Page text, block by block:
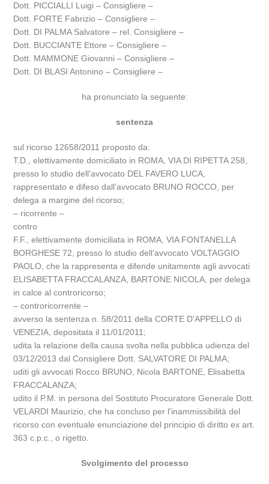
Dott. PICCIALLI Luigi – Consigliere –
Dott. FORTE Fabrizio – Consigliere –
Dott. DI PALMA Salvatore – rel. Consigliere –
Dott. BUCCIANTE Ettore – Consigliere –
Dott. MAMMONE Giovanni – Consigliere –
Dott. DI BLASI Antonino – Consigliere –
ha pronunciato la seguente:
sentenza
sul ricorso 12658/2011 proposto da:
T.D., elettivamente domiciliato in ROMA, VIA DI RIPETTA 258,
presso lo studio dell’avvocato DEL FAVERO LUCA,
rappresentato e difeso dall’avvocato BRUNO ROCCO, per
delega a margine del ricorso;
– ricorrente –
contro
F.F., elettivamente domiciliata in ROMA, VIA FONTANELLA
BORGHESE 72, presso lo studio dell’avvocato VOLTAGGIO
PAOLO, che la rappresenta e difende unitamente agli avvocati
ELISABETTA FRACCALANZA, BARTONE NICOLA, per delega
in calce al controricorso;
– controricorrente –
avverso la sentenza n. 58/2011 della CORTE D’APPELLO di
VENEZIA, depositata il 11/01/2011;
udita la relazione della causa svolta nella pubblica udienza del
03/12/2013 dal Consigliere Dott. SALVATORE DI PALMA;
uditi gli avvocati Rocco BRUNO, Nicola BARTONE, Elisabetta
FRACCALANZA;
udito il P.M. in persona del Sostituto Procuratore Generale Dott.
VELARDI Maurizio, che ha concluso per l’inammissibilità del
ricorso con eventuale enunciazione del principio di diritto ex art.
363 c.p.c., o rigetto.
Svolgimento del processo